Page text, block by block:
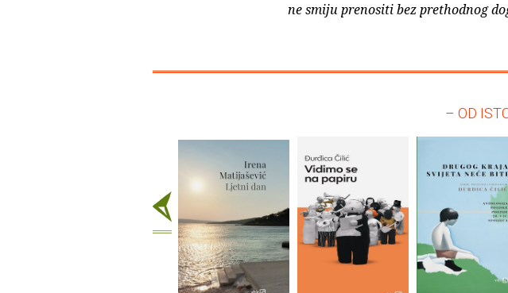
ne smiju prenositi bez prethodnog
– OD